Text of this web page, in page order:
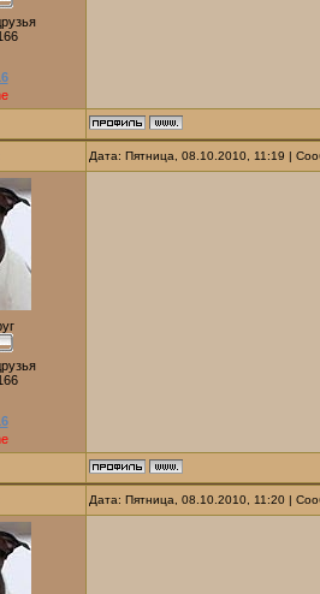
Дата: Пятница, 08.10.2010, 11:19 |
Дата: Пятница, 08.10.2010, 11:20 |